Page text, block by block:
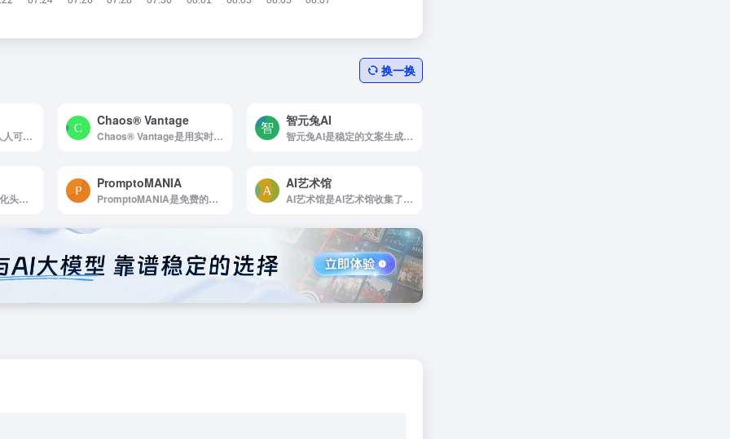
换一换
O3深氧科技是实现“人人可制作3D内容”的创意未来
Chaos® Vantage
Chaos® Vantage是用实时光线追踪探索您的最复杂的3D场景
智元兔AI
智元兔AI是稳定的文案生成与AI设计服务！
Krikey AI是打造个性化头像动画
PromptoMANIA
PromptoMANIA是免费的AI艺术社区，具有在线提示生成器
AI艺术馆
AI艺术馆是AI艺术馆收集了全球优秀设计师使用Midjourney生成的AI绘画图片，这些图片展现了人工智能在艺术创作中的无限可能性。这些作品不仅具有美学价值，还展现了人工智能技术的创新和发展...